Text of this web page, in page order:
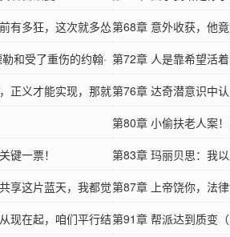
有多狂，这次就多怂第68章 意外收获，他
路！
和受了重伤的约翰· 第72章 人是靠希望活
正义才能实现，那就第76章 达奇潜意识中
第80章 小偷扶老人案
劲爆
键一票！
第83章 玛丽贝思：我
享这片蓝天，我都觉第87章 上帝饶你，法律
现在起，咱们平行结第91章 帮派达到质变